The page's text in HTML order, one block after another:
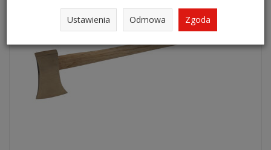
Ustawienia Odmowa Zgoda